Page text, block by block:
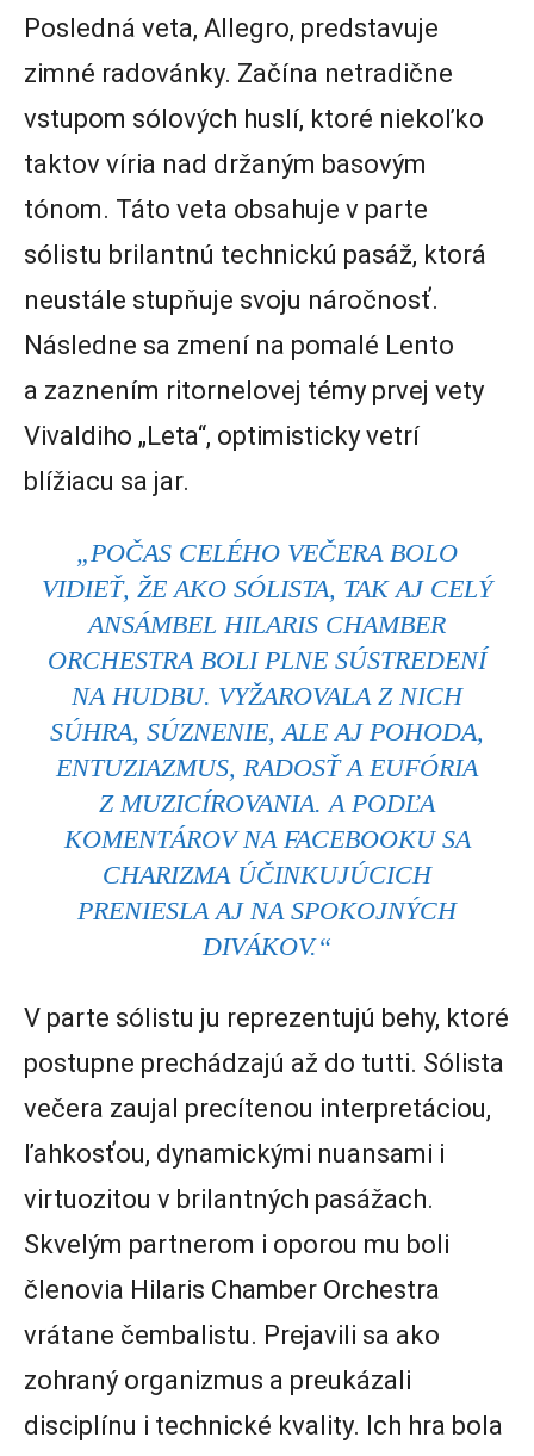
Posledná veta, Allegro, predstavuje
zimné radovánky. Začína netradične
vstupom sólových huslí, ktoré niekoľko
taktov víria nad držaným basovým
tónom. Táto veta obsahuje v parte
sólistu brilantnú technickú pasáž, ktorá
neustále stupňuje svoju náročnosť.
Následne sa zmení na pomalé Lento
a zaznením ritornelovej témy prvej vety
Vivaldiho „Leta“, optimisticky vetrí
blížiacu sa jar.
„POČAS CELÉHO VEČERA BOLO
VIDIEŤ, ŽE AKO SÓLISTA, TAK AJ CELÝ
ANSÁMBEL HILARIS CHAMBER
ORCHESTRA BOLI PLNE SÚSTREDENÍ
NA HUDBU. VYŽAROVALA Z NICH
SÚHRA, SÚZNENIE, ALE AJ POHODA,
ENTUZIAZMUS, RADOSŤ A EUFÓRIA
Z MUZICÍROVANIA. A PODĽA
KOMENTÁROV NA FACEBOOKU SA
CHARIZMA ÚČINKUJÚCICH
PRENIESLA AJ NA SPOKOJNÝCH
DIVÁKOV.“
V parte sólistu ju reprezentujú behy, ktoré
postupne prechádzajú až do tutti. Sólista
večera zaujal precítenou interpretáciou,
ľahkosťou, dynamickými nuansami i
virtuozitou v brilantných pasážach.
Skvelým partnerom i oporou mu boli
členovia Hilaris Chamber Orchestra
vrátane čembalistu. Prejavili sa ako
zohraný organizmus a preukázali
disciplínu i technické kvality. Ich hra bola